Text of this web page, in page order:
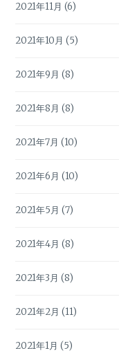
2021年11月 (6)
2021年10月 (5)
2021年9月 (8)
2021年8月 (8)
2021年7月 (10)
2021年6月 (10)
2021年5月 (7)
2021年4月 (8)
2021年3月 (8)
2021年2月 (11)
2021年1月 (5)